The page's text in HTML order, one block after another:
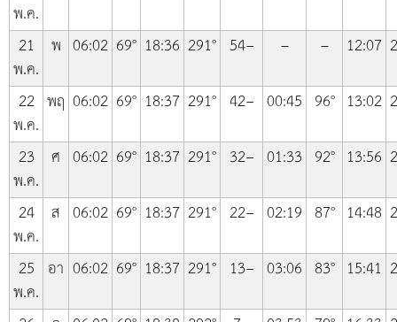
พ.ค.
21
พ.ค.
พ 06:02 69° 18:36 291° 54− – – 12:07
22
พ.ค.
พฤ 06:02 69° 18:37 291° 42− 00:45 96° 13:02
23
พ.ค.
ศ 06:02 69° 18:37 291° 32− 01:33 92° 13:56
24
พ.ค.
ส 06:02 69° 18:37 291° 22− 02:19 87° 14:48
25
พ.ค.
อา 06:02 69° 18:37 291° 13− 03:06 83° 15:41